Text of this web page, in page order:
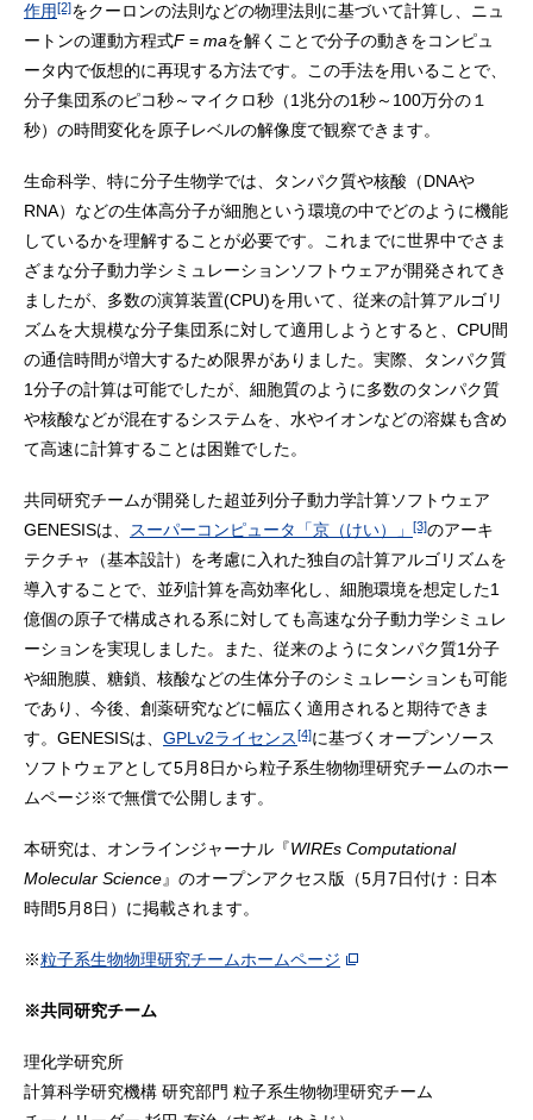
作用[2]をクーロンの法則などの物理法則に基づいて計算し、ニュ
ートンの運動方程式F= maを解くことで分子の動きをコンピュ
ータ内で仮想的に再現する方法です。この手法を用いることで、
分子集団系のピコ秒～マイクロ秒（1兆分の1秒～100万分の１
秒）の時間変化を原子レベルの解像度で観察できます。
生命科学、特に分子生物学では、タンパク質や核酸（DNAや
RNA）などの生体高分子が細胞という環境の中でどのように機能
しているかを理解することが必要です。これまでに世界中でさま
ざまな分子動力学シミュレーションソフトウェアが開発されてき
ましたが、多数の演算装置(CPU)を用いて、従来の計算アルゴリ
ズムを大規模な分子集団系に対して適用しようとすると、CPU間
の通信時間が増大するため限界がありました。実際、タンパク質
1分子の計算は可能でしたが、細胞質のように多数のタンパク質
や核酸などが混在するシステムを、水やイオンなどの溶媒も含め
て高速に計算することは困難でした。
共同研究チームが開発した超並列分子動力学計算ソフトウェア
GENESISは、
スーパーコンピュータ「京（けい）」 [3]のアーキ
テクチャ（基本設計）を考慮に入れた独自の計算アルゴリズムを
導入することで、並列計算を高効率化し、細胞環境を想定した1
億個の原子で構成される系に対しても高速な分子動力学シミュレ
ーションを実現しました。また、従来のようにタンパク質1分子
や細胞膜、糖鎖、核酸などの生体分子のシミュレーションも可能
であり、今後、創薬研究などに幅広く適用されると期待できま
す。GENESISは、 GPLv2ライセンス[4]に基づくオープンソース
ソフトウェアとして5月8日から粒子系生物物理研究チームのホー
ムページ※で無償で公開します。
本研究は、オンラインジャーナル『WIREs Computational
Molecular Science』のオープンアクセス版（5月7日付け：日本
時間5月8日）に掲載されます。
※粒子系生物物理研究チームホームページ
※共同研究チーム
理化学研究所
計算科学研究機構 研究部門 粒子系生物物理研究チーム